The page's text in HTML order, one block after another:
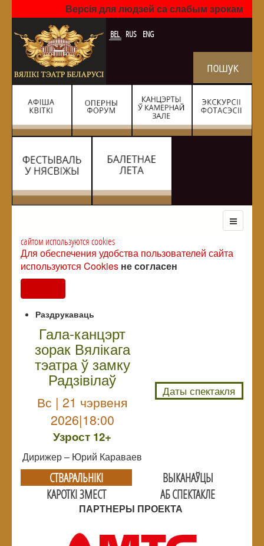
Версія для людзей са слабым зрокам
BEL RUS ENG
сайтом используются cookies
Для обеспечения удобства пользователей сайта
используются Cookies не согласен
Раздрукаваць
Гала-канцэрт
зорак Вялікага
тэатра ў замку
Радзівілаў
Вс | 21 чэрвеня
2026|18:00
Узрoст 12+
Дирижер – Юрий Караваев
Даты спектакля
СТВАРАЛЬНIКI
ВЫКАНАЎЦЫ
КАРОТКІ ЗМЕСТ
АБ СПЕКТАКЛЕ
ПАРТНЕРЫ ПРОЕКТА